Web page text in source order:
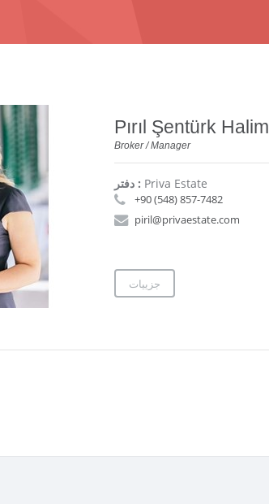
Pırıl Şentürk Halim
Broker / Manager
دفتر : Priva Estate
+90 (548) 857-7482
piril@privaestate.com
جزییات